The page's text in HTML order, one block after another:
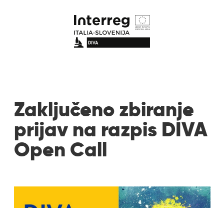
Zaključeno zbiranje
prijav na razpis DIVA
Open Call